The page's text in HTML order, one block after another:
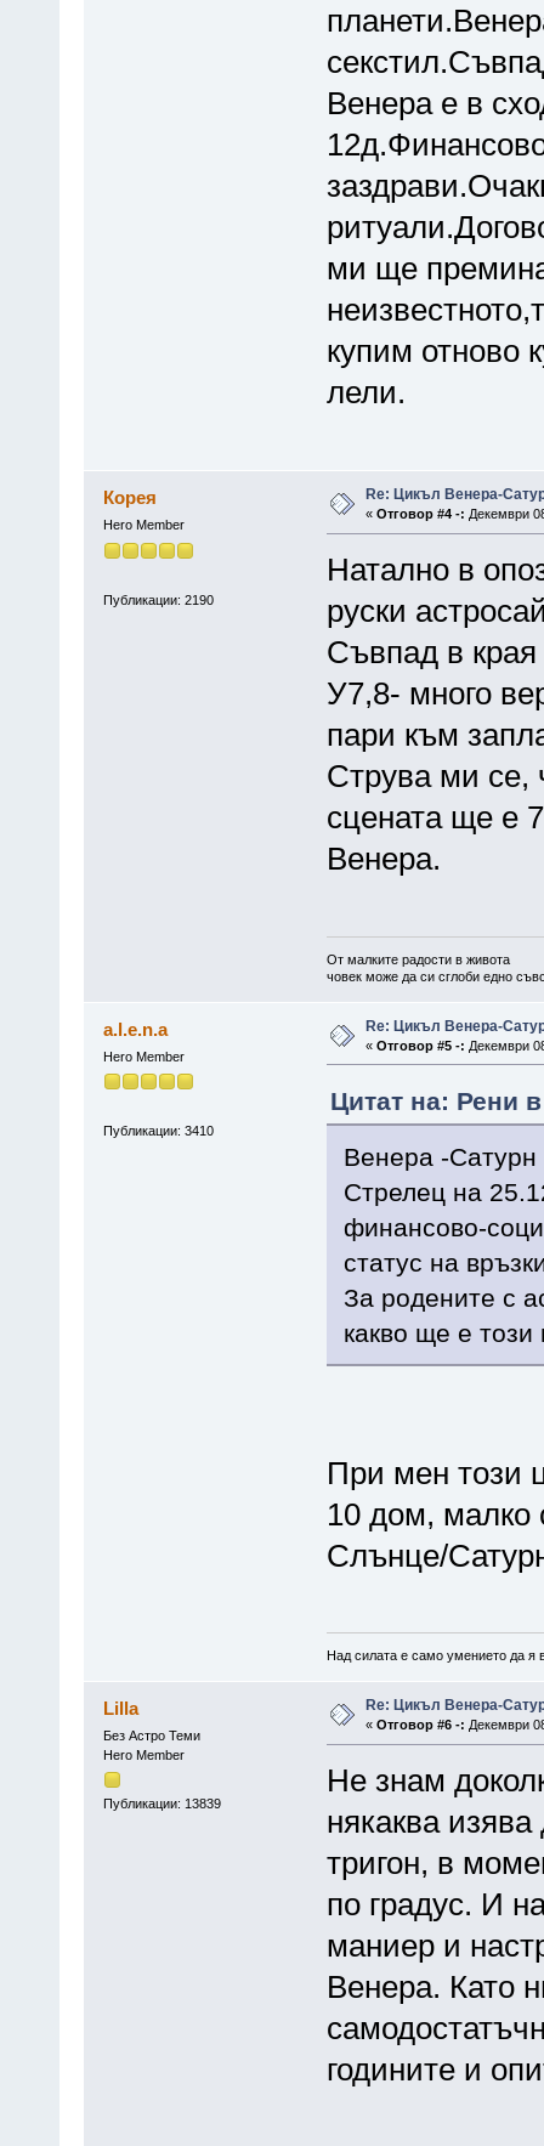
Венера е в
ми ще
купим отново
лели.
Корея
Hero Member
Публикации: 2190
Re: Цикъл Венера-
« Отговор #4 -: Декември
Натално в
руски
Съвпад в
У7,8- много
пари към
Струва ми се,
сцената ще е
Венера.
От малките радости в живота
човек може да си сглоби едно
a.l.e.n.a
Hero Member
Публикации: 3410
Re: Цикъл Венера-
« Отговор #5 -: Декември
Цитат на: Рени
Венера -Сатурн
Стрелец на
финансово-
статус на
За родените с
какво ще е този
При мен този
10 дом, малко
Слънце/
Над силата е само умението да я
Lilla
Без Астро Теми
Hero Member
Публикации: 13839
Re: Цикъл Венера-
« Отговор #6 -: Декември
Не знам
някаква
тригон, в
по градус. И
маниер и
Венера. Като
годините и